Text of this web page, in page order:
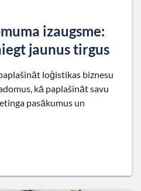
izaugsme:
jaunus tirgus
loģistikas biznesu
kā paplašināt savu
pasākumus un